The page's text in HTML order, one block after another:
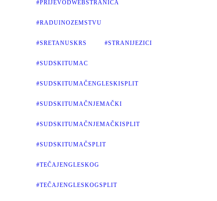
#PRIJEVODWEBSTRANICA
#RADUINOZEMSTVU
#SRETANUSKRS #STRANIJEZICI
#SUDSKITUMAC
#SUDSKITUMAČENGLESKISPLIT
#SUDSKITUMAČNJEMAČKI
#SUDSKITUMAČNJEMAČKISPLIT
#SUDSKITUMAČSPLIT
#TEČAJENGLESKOG
#TEČAJENGLESKOGSPLIT